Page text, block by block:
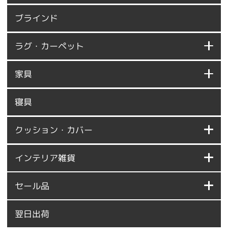
ブラインド
ラグ・カーペット
家具
寝具
クッション・カバー
インテリア雑貨
セール品
翌日出荷